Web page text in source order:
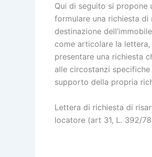
Qui di seguito si propone
formulare una richiesta
destinazione
come articolare la
presentare una richiesta
alle circostanzi
supporto della propria
Lettera di richiesta di
locatore (art 31, L. 392/